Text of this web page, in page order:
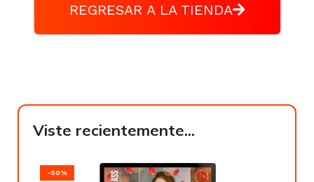
REGRESAR A LA TIENDA
Viste recientemente...
-50%